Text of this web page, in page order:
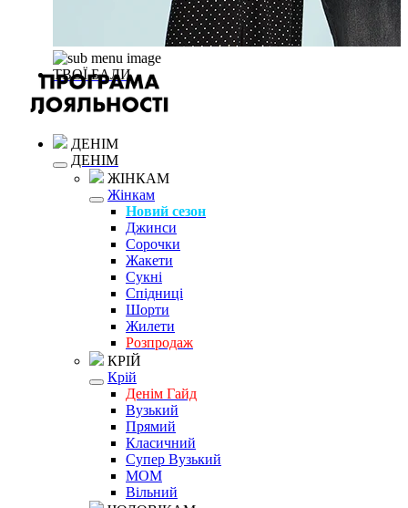
ТВОЇ БАЛИ
ДЕНІМ
ДЕНІМ
ЖІНКАМ
Жінкам
Новий сезон
Джинси
Сорочки
Жакети
Сукні
Спідниці
Шорти
Жилети
Розпродаж
КРІЙ
Крій
Денім Гайд
Вузький
Прямий
Класичний
Супер Вузький
MOM
Вільний